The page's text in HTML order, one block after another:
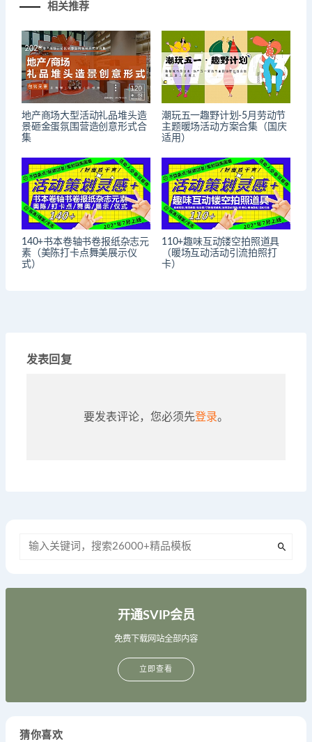
相关推荐
地产商场大型活动礼品堆头造
景砸金蛋氛围营造创意形式合
集
潮玩五一趣野计划-5月劳动节
主题暖场活动方案合集（国庆
适用）
140+书本卷轴书卷报纸杂志元
素（美陈打卡点舞美展示仪
式）
110+趣味互动镂空拍照道具
（暖场互动活动引流拍照打
卡）
发表回复
要发表评论，您必须先登录。
开通SVIP会员
免费下载网站全部内容
立即查看
猜你喜欢